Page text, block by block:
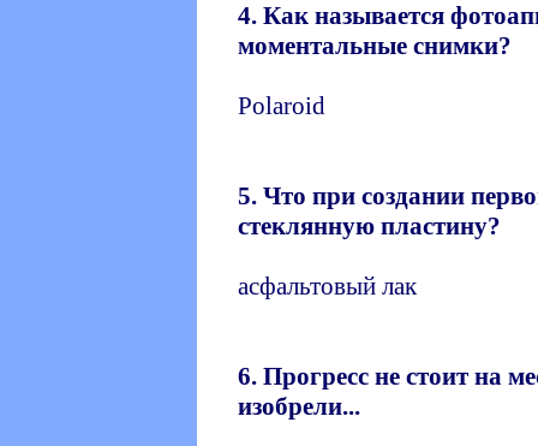
4. Как называется
моментальные снимки?
Polaroid
5. Что при создании
стеклянную пластину?
асфальтовый лак
6. Прогресс не стоит на
изобрели...